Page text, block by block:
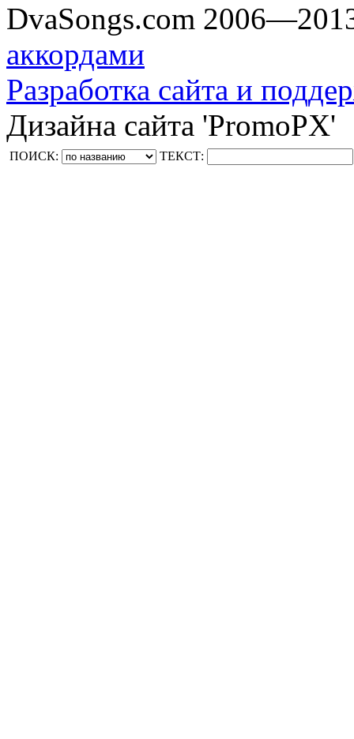
DvaSongs.com
аккордами
Разработка сайта и
Дизайна сайта 'PromoPX'
ПОИСК: ТЕКСТ: